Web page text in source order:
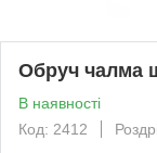
Обруч чалма
В наявності
Код: 2412